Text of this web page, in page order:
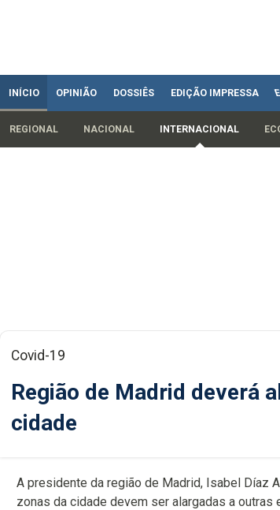
INÍCIO OPINIÃO DOSSIÊS EDIÇÃO IMPRESSA
REGIONAL NACIONAL INTERNACIONAL
Covid-19
Região de Madrid deverá
cidade
A presidente da região de Madrid, Isabel Díaz
zonas da cidade devem ser alargadas a